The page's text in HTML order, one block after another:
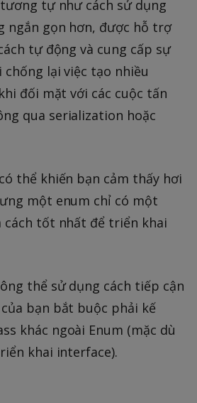
tự như cách sử dụng
ngắn gọn hơn, được hỗ trợ
tự động và cung cấp sự
lại việc tạo nhiều
đối mặt với các cuộc tấn
qua serialization hoặc
thể khiến bạn cảm thấy hơi
một enum chỉ có một
tốt nhất để triển khai
thể sử dụng cách tiếp cận
bạn bắt buộc phải kế
khác ngoài Enum (mặc dù
khai interface).